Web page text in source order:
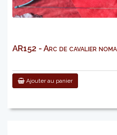
AR152 - Arc de cavalier
Ajouter au panier